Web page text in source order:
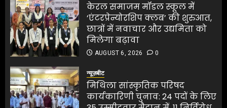
केरल समाजम मॉडल स्कूल में
‘एंटरप्रेन्योरशिप क्लब’ की शुरुआत,
छात्रों में नवाचार और उद्यमिता को
मिलेगा बढ़ावा
AUGUST 6, 2026 0
न्यूज़बीट
मिथिला सांस्कृतिक परिषद
कार्यकारिणी चुनाव: 24 पदों के लिए